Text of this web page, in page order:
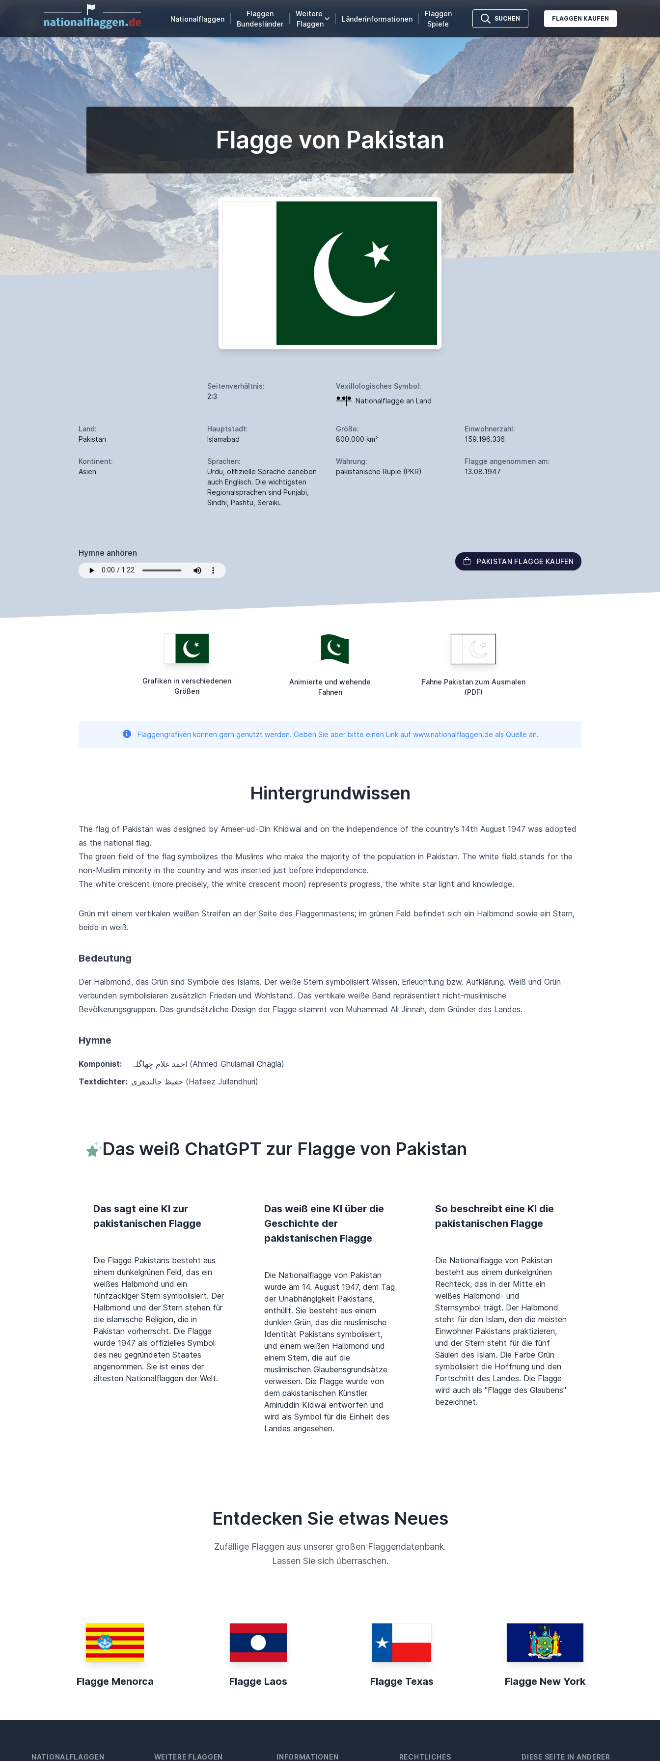
Nationalflaggen
Flaggen
Bundesländer
Weitere
Flaggen
Länderinformationen
Flaggen
Spiele
SUCHEN FLAGGEN KAUFEN
Flagge von Pakistan
Seitenverhältnis:
2:3
Vexillologisches Symbol:
Nationalflagge an Land
Land:
Pakistan
Hauptstadt:
Islamabad
Größe:
800.000 km²
Einwohnerzahl:
159.196.336
Kontinent:
Asien
Sprachen:
Urdu, offizielle Sprache daneben
auch Englisch. Die wichtigsten
Regionalsprachen sind Punjabi,
Sindhi, Pashtu, Seraiki.
Währung:
pakistanische Rupie (PKR)
Flagge angenommen am:
13.08.1947
Hymne anhören
PAKISTAN FLAGGE KAUFEN
Grafiken in verschiedenen
Größen
Animierte und wehende
Fahnen
Fahne Pakistan zum Ausmalen
(PDF)
Flaggengrafiken können gern genutzt werden. Geben Sie aber bitte einen Link auf www.nationalflaggen.de als Quelle an.
Hintergrundwissen
The flag of Pakistan was designed by Ameer-ud-Din Khidwai and on the independence of the country's 14th August 1947 was adopted
as the national flag.
The green field of the flag symbolizes the Muslims who make the majority of the population in Pakistan. The white field stands for the
non-Muslim minority in the country and was inserted just before independence.
The white crescent (more precisely, the white crescent moon) represents progress, the white star light and knowledge.
Grün mit einem vertikalen weißen Streifen an der Seite des Flaggenmastens; im grünen Feld befindet sich ein Halbmond sowie ein Stern,
beide in weiß.
Bedeutung
Der Halbmond, das Grün sind Symbole des Islams. Der weiße Stern symbolisiert Wissen, Erleuchtung bzw. Aufklärung. Weiß und Grün
verbunden symbolisieren zusätzlich Frieden und Wohlstand. Das vertikale weiße Band repräsentiert nicht-muslimische
Bevölkerungsgruppen. Das grundsätzliche Design der Flagge stammt von Muhammad Ali Jinnah, dem Gründer des Landes.
Hymne
Komponist:
احمد غلام چھاگلہ (Ahmed Ghulamali Chagla)
Textdichter:
حفیظ جالندھری‎ (Hafeez Jullandhuri)
Das weiß ChatGPT zur Flagge von Pakistan
Das sagt eine KI zur
pakistanischen Flagge
Die Flagge Pakistans besteht aus
einem dunkelgrünen Feld, das ein
weißes Halbmond und ein
fünfzackiger Stern symbolisiert. Der
Halbmond und der Stern stehen für
die islamische Religion, die in
Pakistan vorherrscht. Die Flagge
wurde 1947 als offizielles Symbol
des neu gegründeten Staates
angenommen. Sie ist eines der
ältesten Nationalflaggen der Welt.
Das weiß eine KI über die
Geschichte der
pakistanischen Flagge
Die Nationalflagge von Pakistan
wurde am 14. August 1947, dem Tag
der Unabhängigkeit Pakistans,
enthüllt. Sie besteht aus einem
dunklen Grün, das die muslimische
Identität Pakistans symbolisiert,
und einem weißen Halbmond und
einem Stern, die auf die
muslimischen Glaubensgrundsätze
verweisen. Die Flagge wurde von
dem pakistanischen Künstler
Amiruddin Kidwai entworfen und
wird als Symbol für die Einheit des
Landes angesehen.
So beschreibt eine KI die
pakistanischen Flagge
Die Nationalflagge von Pakistan
besteht aus einem dunkelgrünen
Rechteck, das in der Mitte ein
weißes Halbmond- und
Sternsymbol trägt. Der Halbmond
steht für den Islam, den die meisten
Einwohner Pakistans praktizieren,
und der Stern steht für die fünf
Säulen des Islam. Die Farbe Grün
symbolisiert die Hoffnung und den
Fortschritt des Landes. Die Flagge
wird auch als "Flagge des Glaubens"
bezeichnet.
Entdecken Sie etwas Neues
Zufällige Flaggen aus unserer großen Flaggendatenbank.
Lassen Sie sich überraschen.
Flagge Menorca Flagge Laos Flagge Texas Flagge New York
NATIONALFLAGGEN WEITERE FLAGGEN INFORMATIONEN RECHTLICHES DIESE SEITE IN ANDERER